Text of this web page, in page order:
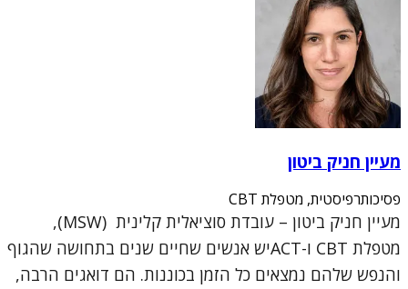
מעיין חניק ביטון
פסיכותרפיסטית, מטפלת CBT
מעיין חניק ביטון – עובדת סוציאלית קלינית (MSW),
מטפלת CBT ו-ACTיש אנשים שחיים שנים בתחושה שהגוף
והנפש שלהם נמצאים כל הזמן בכוננות. הם דואגים הרבה,